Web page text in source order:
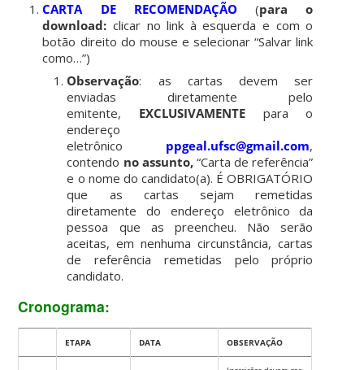
CARTA DE RECOMENDAÇÃO (para o
download: clicar no link à esquerda e com o
botão direito do mouse e selecionar “Salvar link
como…”)
Observação: as cartas devem ser
enviadas diretamente pelo
emitente, EXCLUSIVAMENTE para o
endereço
eletrônico ppgeal.ufsc@gmail.com,
contendo no assunto, “Carta de referência”
e o nome do candidato(a). É OBRIGATÓRIO
que as cartas sejam remetidas
diretamente do endereço eletrônico da
pessoa que as preencheu. Não serão
aceitas, em nenhuma circunstância, cartas
de referência remetidas pelo próprio
candidato.
Cronograma:
ETAPA DATA OBSERVAÇÃO